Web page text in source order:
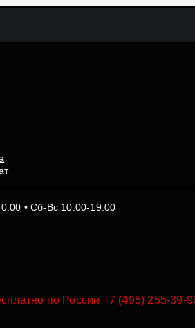
• Сб-Вс 10:00-19:00
по России +7 (495) 255-39-